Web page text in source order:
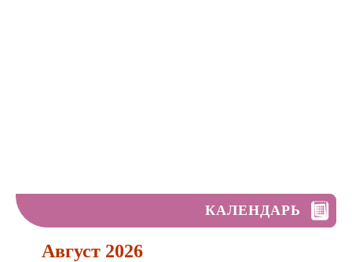
КАЛЕНДАРЬ
Август 2026